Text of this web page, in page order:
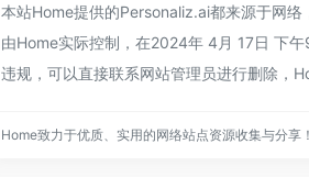
本站Home提供的Personaliz.ai都来源于网
由Home实际控制，在2024年 4月 17日 下
违规，可以直接联系网站管理员进行删除，
Home致力于优质、实用的网络站点资源收集与分享！